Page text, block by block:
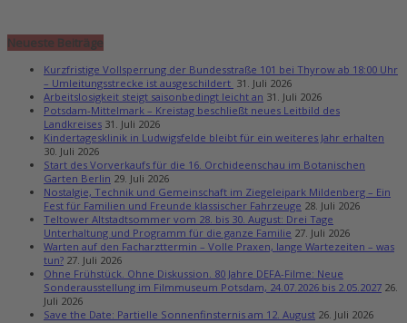
Neueste Beiträge
Kurzfristige Vollsperrung der Bundesstraße 101 bei Thyrow ab 18:00 Uhr
– Umleitungsstrecke ist ausgeschildert 31. Juli 2026
Arbeitslosigkeit steigt saisonbedingt leicht an 31. Juli 2026
Potsdam-Mittelmark – Kreistag beschließt neues Leitbild des
Landkreises 31. Juli 2026
Kindertagesklinik in Ludwigsfelde bleibt für ein weiteres Jahr erhalten
30. Juli 2026
Start des Vorverkaufs für die 16. Orchideenschau im Botanischen
Garten Berlin 29. Juli 2026
Nostalgie, Technik und Gemeinschaft im Ziegeleipark Mildenberg – Ein
Fest für Familien und Freunde klassischer Fahrzeuge 28. Juli 2026
Teltower Altstadtsommer vom 28. bis 30. August: Drei Tage
Unterhaltung und Programm für die ganze Familie 27. Juli 2026
Warten auf den Facharzttermin – Volle Praxen, lange Wartezeiten – was
tun? 27. Juli 2026
Ohne Frühstück. Ohne Diskussion. 80 Jahre DEFA-Filme: Neue
Sonderausstellung im Filmmuseum Potsdam, 24.07.2026 bis 2.05.2027 26.
Juli 2026
Save the Date: Partielle Sonnenfinsternis am 12. August 26. Juli 2026